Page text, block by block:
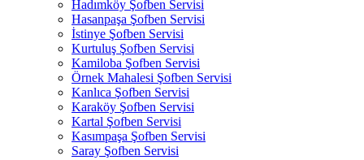
Hadımköy Şofben Servisi
Hasanpaşa Şofben Servisi
İstinye Şofben Servisi
Kurtuluş Şofben Servisi
Kamiloba Şofben Servisi
Örnek Mahalesi Şofben Servisi
Kanlıca Şofben Servisi
Karaköy Şofben Servisi
Kartal Şofben Servisi
Kasımpaşa Şofben Servisi
Saray Şofben Servisi